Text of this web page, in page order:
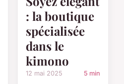
: la boutique
spécialisée
dans le
kimono
12 mai 2025 5 min